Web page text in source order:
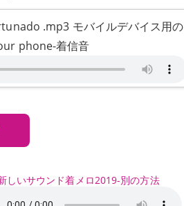
.mp3 モバイルデバイス用の
phone-着信音
しいサウンド着メロ2019-別の方法